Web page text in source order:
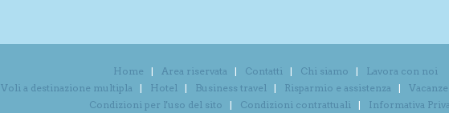
Home Area riservata Contatti Chi siamo
Lavora con noi
Voli a destinazione multipla Hotel Business travel Risparmio e assistenza
Condizioni per l'uso del sito
Condizioni contrattuali Informativa